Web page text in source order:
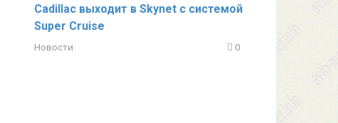
Cadillac выходит в Skynet с системой
Super Cruise
Новости 0